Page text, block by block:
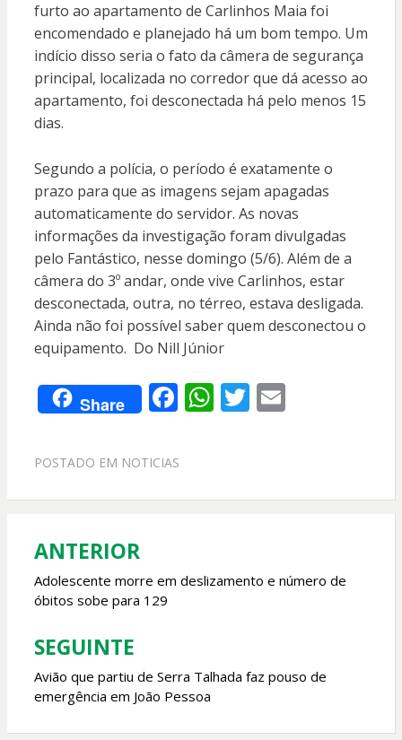
furto ao apartamento de Carlinhos Maia foi
encomendado e planejado há um bom tempo. Um
indício disso seria o fato da câmera de segurança
principal, localizada no corredor que dá acesso ao
apartamento, foi desconectada há pelo menos 15
dias.
Segundo a polícia, o período é exatamente o
prazo para que as imagens sejam apagadas
automaticamente do servidor. As novas
informações da investigação foram divulgadas
pelo Fantástico, nesse domingo (5/6). Além de a
câmera do 3º andar, onde vive Carlinhos, estar
desconectada, outra, no térreo, estava desligada.
Ainda não foi possível saber quem desconectou o
equipamento. Do Nill Júnior
Share F
e
o
k
W
A
p
T E
POSTADO EM NOTICIAS
Navegação
de
Post
ANTERIOR
Adolescente morre em deslizamento e número de
óbitos sobe para 129
SEGUINTE
Avião que partiu de Serra Talhada faz pouso de
emergência em João Pessoa